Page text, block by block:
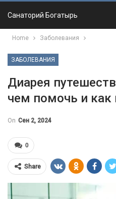
Санаторий Богатырь
Home Заболевания
ЗАБОЛЕВАНИЯ
Диарея
чем помочь и как
On Сен 2, 2024
0
Share